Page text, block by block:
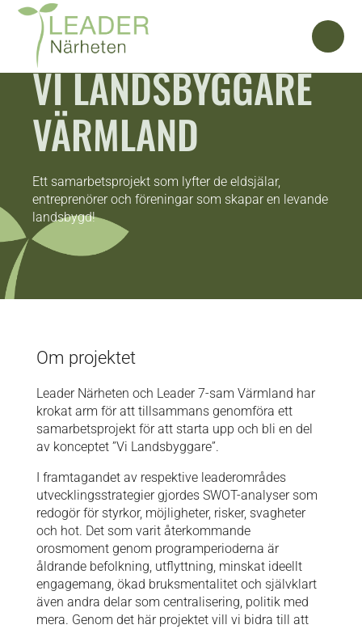
VI LANDSBYGGARE
VÄRMLAND
Ett samarbetsprojekt som lyfter de eldsjälar,
entreprenörer och föreningar som skapar en levande
landsbygd!
Om projektet
Leader Närheten och Leader 7-sam Värmland har
krokat arm för att tillsammans genomföra ett
samarbetsprojekt för att starta upp och bli en del
av konceptet ”Vi Landsbyggare”.
I framtagandet av respektive leaderområdes
utvecklingsstrategier gjordes SWOT-analyser som
redogör för styrkor, möjligheter, risker, svagheter
och hot. Det som varit återkommande
orosmoment genom programperioderna är
åldrande befolkning, utflyttning, minskat ideellt
engagemang, ökad bruksmentalitet och självklart
även andra delar som centralisering, politik med
mera. Genom det här projektet vill vi bidra till att